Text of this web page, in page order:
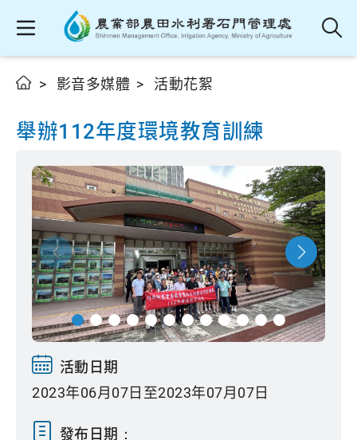
影音多媒體 活動花絮
舉辦112年度環境教育訓練
活動日期
2023年06月07日至2023年07月07日
發布日期：